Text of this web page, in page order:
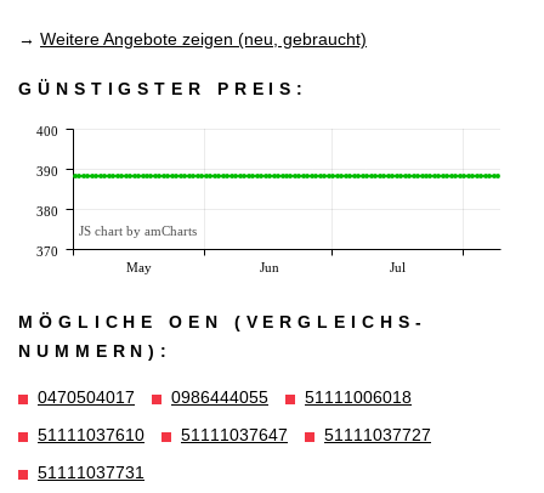
→ Weitere Angebote zeigen (neu, gebraucht)
GÜNSTIGSTER PREIS:
May Jun Jul
370
380
390
400
JS chart by amCharts
MÖGLICHE OEN (VERGLEICHS­
NUMMERN):
0470504017 0986444055
51111006018
51111037610
51111037647
51111037727
51111037731